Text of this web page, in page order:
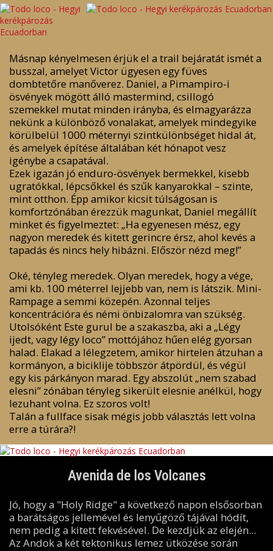
Másnap kényelmesen érjük el a trail bejáratát ismét a
busszal, amelyet Victor ügyesen egy füves
dombtetőre manőverez. Daniel, a Pimampiro-i
ösvények mögött álló mastermind, csillogó
szemekkel mutat minden irányba, és elmagyarázza
nekünk a különböző vonalakat, amelyek mindegyike
körülbelül 1000 méternyi szintkülönbséget hidal át,
és amelyek építése általában két hónapot vesz
igénybe a csapatával.
Ezek igazán jó enduro-ösvények bermekkel, kisebb
ugratókkal, lépcsőkkel és szűk kanyarokkal – szinte,
mint otthon. Épp amikor kicsit túlságosan is
komfortzónában érezzük magunkat, Daniel megállít
minket és figyelmeztet: „Ha egyenesen mész, egy
nagyon meredek és kitett gerincre érsz, ahol kevés a
tapadás és nincs hely hibázni. Először nézd meg!”
Oké, tényleg meredek. Olyan meredek, hogy a vége,
ami kb. 100 méterrel lejjebb van, nem is látszik. Mini-
Rampage a semmi közepén. Azonnal teljes
koncentrációra és némi önbizalomra van szükség.
Utolsóként Este gurul be a szakaszba, aki a „Légy
ijedt, vagy légy loco” mottójához hűen elég gyorsan
halad. Elakad a lélegzetem, amikor hirtelen átzuhan a
kormányon, a biciklije többször átpördül, és végül
egy kis párkányon marad. Egy abszolút „nem szabad
elesni” zónában tényleg sikerült elesnie anélkül, hogy
lezuhant volna. Ez szoros volt!
Talán a fullface sisak mégis jobb választás lett volna
erre a túrára?!
Avenida de los Volcanes
Jó, hogy a "Holy Ridge" a következő napon elsősorban
a barátságos jellemével és lenyűgöző tájával hódít,
nem pedig a kitett fekvésével. De kezdjük az elején...
Az Andok a két tektonikus lemez ütközése során